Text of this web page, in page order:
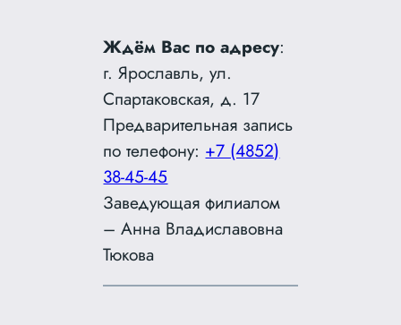
Ждём Вас по адресу:
г. Ярославль, ул.
Спартаковская, д. 17
Предварительная запись
по телефону: +7 (4852)
38-45-45
Заведующая филиалом
– Анна Владиславовна
Тюкова